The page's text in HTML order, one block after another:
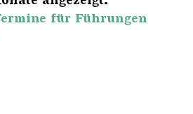
für Führungen